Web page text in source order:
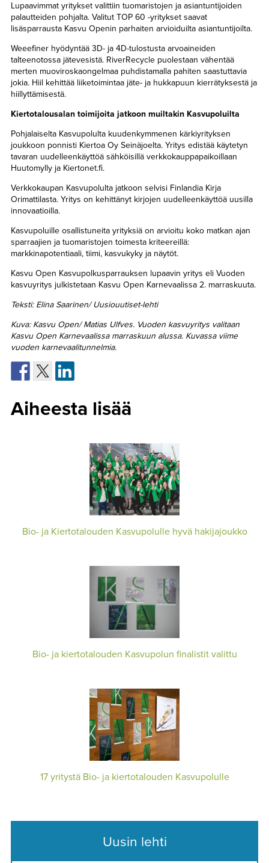
Lupaavimmat yritykset valittiin tuomaristojen ja asiantuntijoiden
palautteiden pohjalta. Valitut TOP 60 -yritykset saavat
lisäsparrausta Kasvu Openin parhaiten arvioiduilta asiantuntijoilta.
Weeefiner hyödyntää 3D- ja 4D-tulostusta arvoaineiden
talteenotossa jätevesistä. RiverRecycle puolestaan vähentää
merten muoviroskaongelmaa puhdistamalla pahiten saastuttavia
jokia. Hiil kehittää liiketoimintaa jäte- ja hukkapuun kierrätyksestä ja
hiillyttämisestä.
Kiertotalousalan toimijoita jatkoon muiltakin Kasvupoluilta
Pohjalaiselta Kasvupolulta kuudenkymmenen kärkiyrityksen
joukkoon ponnisti Kiertoa Oy Seinäjoelta. Yritys edistää käytetyn
tavaran uudelleenkäyttöä sähköisillä verkkokauppapaikoillaan
Huutomylly ja Kiertonet.fi.
Verkkokaupan Kasvupolulta jatkoon selvisi Finlandia Kirja
Orimattilasta. Yritys on kehittänyt kirjojen uudelleenkäyttöä uusilla
innovaatioilla.
Kasvupoluille osallistuneita yrityksiä on arvioitu koko matkan ajan
sparraajien ja tuomaristojen toimesta kriteereillä:
markkinapotentiaali, tiimi, kasvukyky ja näytöt.
Kasvu Open Kasvupolkusparrauksen lupaavin yritys eli Vuoden
kasvuyritys julkistetaan Kasvu Open Karnevaalissa 2. marraskuuta.
Teksti: Elina Saarinen/ Uusiouutiset-lehti
Kuva: Kasvu Open/ Matias Ulfves. Vuoden kasvuyritys valitaan
Kasvu Open Karnevaalissa marraskuun alussa. Kuvassa viime
vuoden karnevaalitunnelmia.
Aiheesta lisää
Bio- ja Kiertotalouden Kasvupolulle hyvä hakijajoukko
Bio- ja kiertotalouden Kasvupolun finalistit valittu
17 yritystä Bio- ja kiertotalouden Kasvupolulle
Uusin lehti